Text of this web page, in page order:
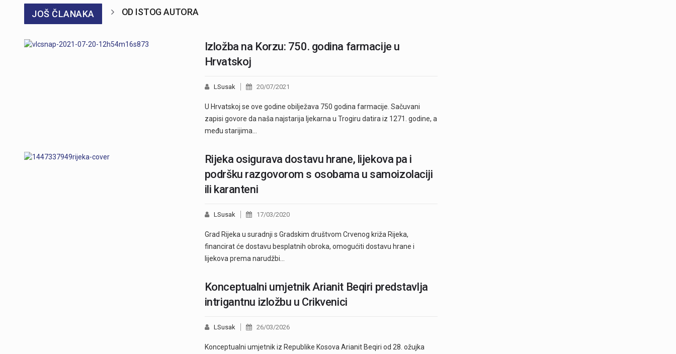
JOŠ ČLANAKA OD ISTOG AUTORA
Izložba na Korzu: 750. godina farmacije u
Hrvatskoj
LSusak 20/07/2021
U Hrvatskoj se ove godine obilježava 750 godina farmacije. Sačuvani
zapisi govore da naša najstarija ljekarna u Trogiru datira iz 1271. godine, a
među starijima…
Rijeka osigurava dostavu hrane, lijekova pa i
podršku razgovorom s osobama u samoizolaciji
ili karanteni
LSusak 17/03/2020
Grad Rijeka u suradnji s Gradskim društvom Crvenog križa Rijeka,
financirat će dostavu besplatnih obroka, omogućiti dostavu hrane i
lijekova prema narudžbi…
Konceptualni umjetnik Arianit Beqiri predstavlja
intrigantnu izložbu u Crikvenici
LSusak 26/03/2026
Konceptualni umjetnik iz Republike Kosova Arianit Beqiri od 28. ožujka